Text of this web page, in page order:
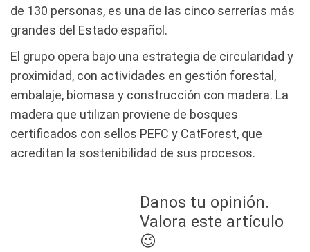
de 130 personas, es una de las cinco serrerías más
grandes del Estado español.
El grupo opera bajo una estrategia de circularidad y
proximidad, con actividades en gestión forestal,
embalaje, biomasa y construcción con madera. La
madera que utilizan proviene de bosques
certificados con sellos PEFC y CatForest, que
acreditan la sostenibilidad de sus procesos.
Danos tu opinión.
Valora este artículo
😉